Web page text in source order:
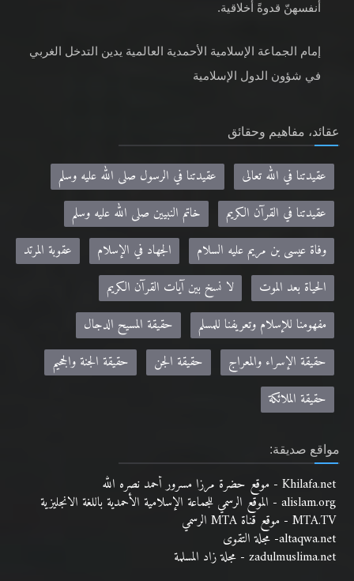
أنفسهنّ قدوةً أخلاقية.
إمام الجماعة الإسلامية الأحمدية العالمية يدين التدخل الغربي
في شؤون الدول الإسلامية
عقائد، مفاهيم وحقائق
عقيدتنا في الله تعالى
عقيدتنا في الرسول صلى الله عليه وسلم
عقيدتنا في القرآن الكريم
خاتم النبيين صلى الله عليه وسلم
وفاة عيسى بن مريم عليه السلام
الجهاد في الإسلام
عقوبة المرتد
الحياة بعد الموت
لا نسخ بين آيات القرآن الكريم
مفهومنا للإسلام وتعريفنا للمسلم
حقيقة المسيح الدجال
حقيقة الإسراء والمعراج
حقيقة الجن
حقيقة الجنة والجحيم
حقيقة الملائكة
مواقع صديقة:
Khilafa.net - موقع حضرة مرزا مسرور أحمد نصره الله
alislam.org - الموقع الرسمي للجماعة الإسلامية الأحمدية باللغة الانجليزية
MTA.TV - موقع قناة MTA الرسمي
altaqwa.net- مجلة التقوى
zadulmuslima.net - مجلة زاد المسلمة